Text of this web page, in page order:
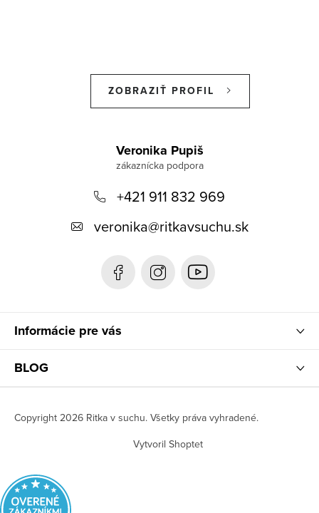
ZOBRAZIŤ PROFIL
Veronika Pupiš
+421 911 832 969
veronika@ritkavsuchu.sk
Informácie pre vás
BLOG
Vytvoril Shoptet
Copyright 2026 Ritka v suchu. Všetky práva vyhradené.